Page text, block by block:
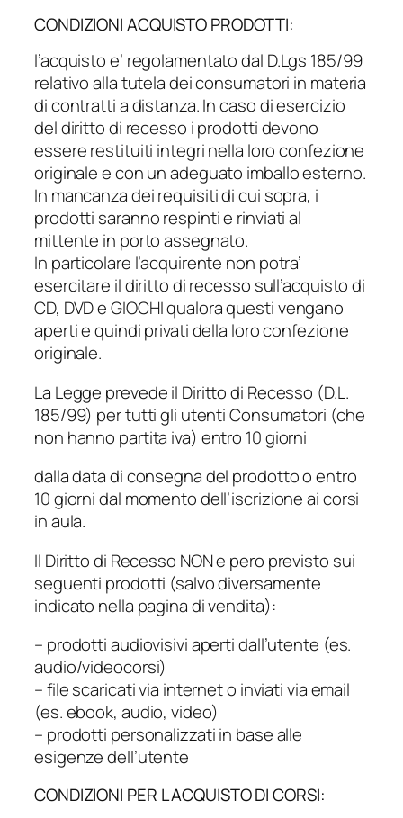
CONDIZIONI ACQUISTO PRODOTTI:
l’acquisto e’ regolamentato dal D.Lgs 185/99
relativo alla tutela dei consumatori in materia
di contratti a distanza. In caso di esercizio
del diritto di recesso i prodotti devono
essere restituiti integri nella loro confezione
originale e con un adeguato imballo esterno.
In mancanza dei requisiti di cui sopra, i
prodotti saranno respinti e rinviati al
mittente in porto assegnato.
In particolare l’acquirente non potra’
esercitare il diritto di recesso sull’acquisto di
CD, DVD e GIOCHI qualora questi vengano
aperti e quindi privati della loro confezione
originale.
La Legge prevede il Diritto di Recesso (D.L.
185/99) per tutti gli utenti Consumatori (che
non hanno partita iva) entro 10 giorni
dalla data di consegna del prodotto o entro
10 giorni dal momento dell’iscrizione ai corsi
in aula.
Il Diritto di Recesso NON e pero previsto sui
seguenti prodotti (salvo diversamente
indicato nella pagina di vendita):
– prodotti audiovisivi aperti dall’utente (es.
audio/videocorsi)
– file scaricati via internet o inviati via email
(es. ebook, audio, video)
– prodotti personalizzati in base alle
esigenze dell’utente
CONDIZIONI PER L ACQUISTO DI CORSI: